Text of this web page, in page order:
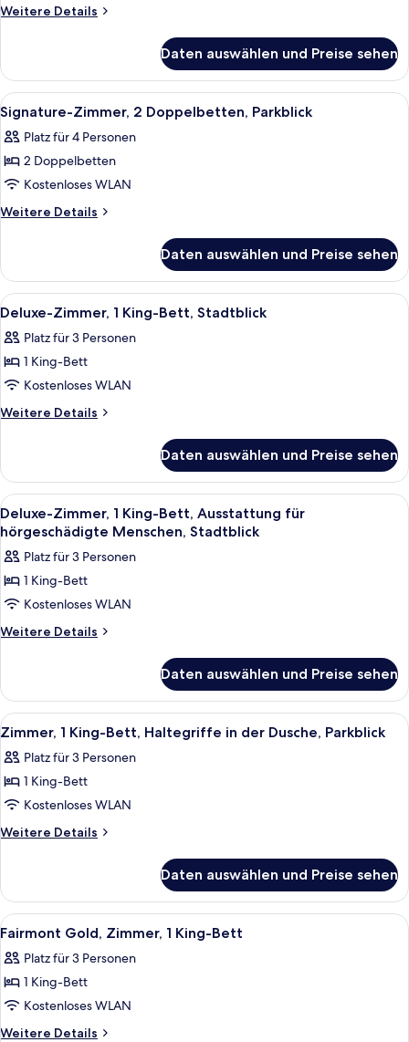
Weitere Details
Weitere
Zimmer,
2 Doppelbetten
Daten auswählen und Preise sehen
Alle
Fotos
für
Signature-
Zimmer,
2 Doppelbetten,
Ein Hotelzimmer mit zwei Betten,
3
Signature-Zimmer, 2 Doppelbetten, Parkblick
Platz für 4 Personen
2 Doppelbetten
Kostenloses WLAN
Weitere Details
Weitere
Zimmer,
2 Doppelbetten,
Parkblick
Daten auswählen und Preise sehen
Alle
Fotos
für
Deluxe-
Zimmer,
1 King-
anzeigen
Ein Hotelzimmer mit einem großen
5
Deluxe-Zimmer, 1 King-Bett, Stadtblick
Platz für 3 Personen
1 King-Bett
Kostenloses WLAN
Weitere Details
Weitere
Zimmer,
1 King-
Bett,
Stadtblick
Daten auswählen und Preise sehen
Alle
Fotos
Deluxe-
Zimmer,
1 King-
Bett,
hörgeschädigte
Menschen,
Stadtblick
anzeigen
Ein Hotelzimmer mit einem großen
4
Deluxe-Zimmer, 1 King-Bett, Ausstattung für
hörgeschädigte Menschen, Stadtblick
Platz für 3 Personen
1 King-Bett
Kostenloses WLAN
Weitere Details
Weitere
Zimmer,
1 King-
Bett,
für
hörgeschädigte
Stadtblick
Daten auswählen und Preise sehen
Alle
Fotos
für
Zimmer,
1 King-
Bett,
der
Dusche,
Parkblick
anzeigen
Hochwertige Bettwaren,
1
Zimmer, 1 King-Bett, Haltegriffe in der Dusche, Parkblick
Platz für 3 Personen
1 King-Bett
Kostenloses WLAN
Weitere Details
Weitere
1 King-
Bett,
Haltegriffe
der
Dusche,
Daten auswählen und Preise sehen
Alle
Fotos
für
Fairmont
Gold,
Zimmer,
Ein Hotelzimmer mit einem großen
2
Fairmont Gold, Zimmer, 1 King-Bett
Platz für 3 Personen
1 King-Bett
Kostenloses WLAN
Weitere Details
Weitere